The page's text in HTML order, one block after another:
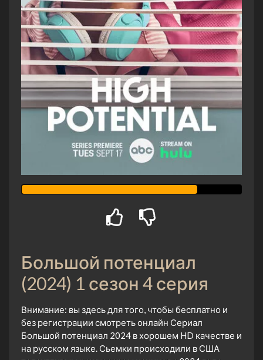
Большой потенциал
(2024) 1 сезон 4 серия
Внимание: вы здесь для того, чтобы бесплатно и
без регистрации смотреть онлайн Сериал
Большой потенциал 2024 в хорошем HD качестве и
на русском языке. Сьемки происходили в США